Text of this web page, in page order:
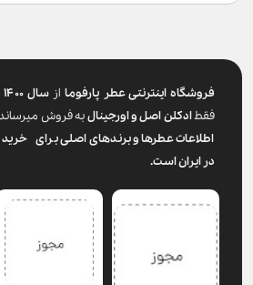
فروشگاه اینترنتی عطر پارفوما از سال ۱۴۰۰
فقطادکلن اصل و اورجینالبه فروش
اطلاعات عطرها و برندهای اصلی برای خرید
در ایران است.